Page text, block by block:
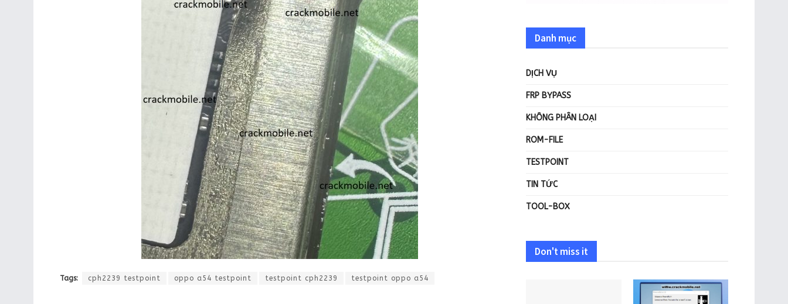
Tags: cph2239 testpoint oppo a54 testpoint testpoint cph2239 testpoint oppo a54
Danh mục
DỊCH VỤ
FRP BYPASS
KHÔNG PHÂN LOẠI
ROM-FILE
TESTPOINT
TIN TỨC
TOOL-BOX
Don't miss it